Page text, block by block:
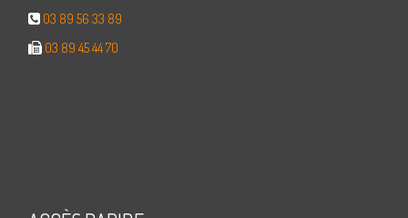
03 89 56 33 89
03 89 45 44 70